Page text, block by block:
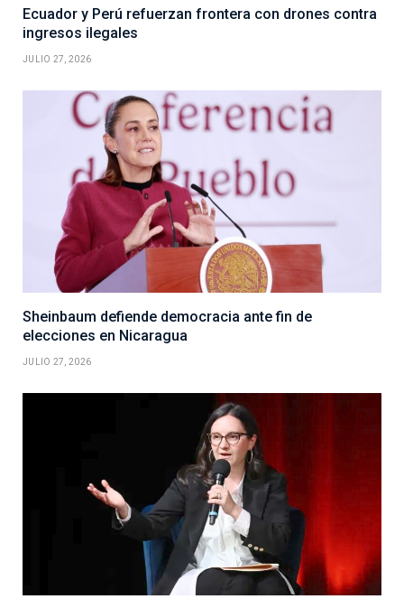
Ecuador y Perú refuerzan frontera con drones contra
ingresos ilegales
JULIO 27, 2026
Sheinbaum defiende democracia ante fin de
elecciones en Nicaragua
JULIO 27, 2026